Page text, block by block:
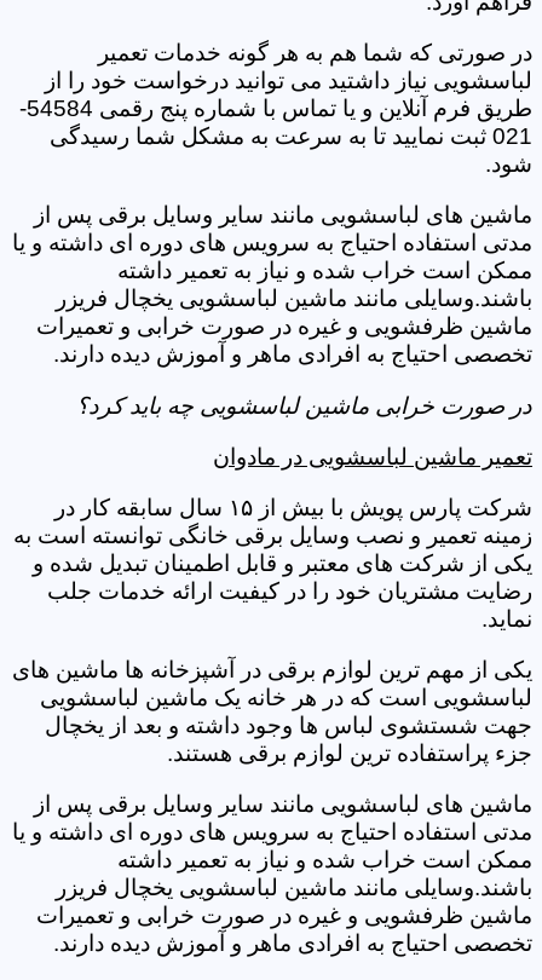
در صورتی که شما هم به هر گونه خدمات تعمیر
لباسشویی نیاز داشتید می توانید درخواست خود را از
طریق فرم آنلاین و یا تماس با شماره پنج رقمی 54584-
021 ثبت نمایید تا به سرعت به مشکل شما رسیدگی
شود.
ماشین های لباسشویی مانند سایر وسایل برقی پس از
مدتی استفاده احتیاج به سرویس های دوره ای داشته و یا
ممکن است خراب شده و نیاز به تعمیر داشته
باشند.وسایلی مانند ماشین لباسشویی یخچال فریزر
ماشین ظرفشویی و غیره در صورت خرابی و تعمیرات
تخصصی احتیاج به افرادی ماهر و آموزش دیده دارند.
در صورت خرابی ماشین لباسشویی چه باید کرد؟
تعمیر ماشین لباسشویی در مادوان
شرکت پارس پویش با بیش از ۱۵ سال سابقه کار در
زمینه تعمیر و نصب وسایل برقی خانگی توانسته است به
یکی از شرکت های معتبر و قابل اطمینان تبدیل شده و
رضایت مشتریان خود را در کیفیت ارائه خدمات جلب
نماید.
یکی از مهم ترین لوازم برقی در آشپزخانه ها ماشین های
لباسشویی است که در هر خانه یک ماشین لباسشویی
جهت شستشوی لباس ها وجود داشته و بعد از یخچال
جزء پراستفاده ترین لوازم برقی هستند.
ماشین های لباسشویی مانند سایر وسایل برقی پس از
مدتی استفاده احتیاج به سرویس های دوره ای داشته و یا
ممکن است خراب شده و نیاز به تعمیر داشته
باشند.وسایلی مانند ماشین لباسشویی یخچال فریزر
ماشین ظرفشویی و غیره در صورت خرابی و تعمیرات
تخصصی احتیاج به افرادی ماهر و آموزش دیده دارند.